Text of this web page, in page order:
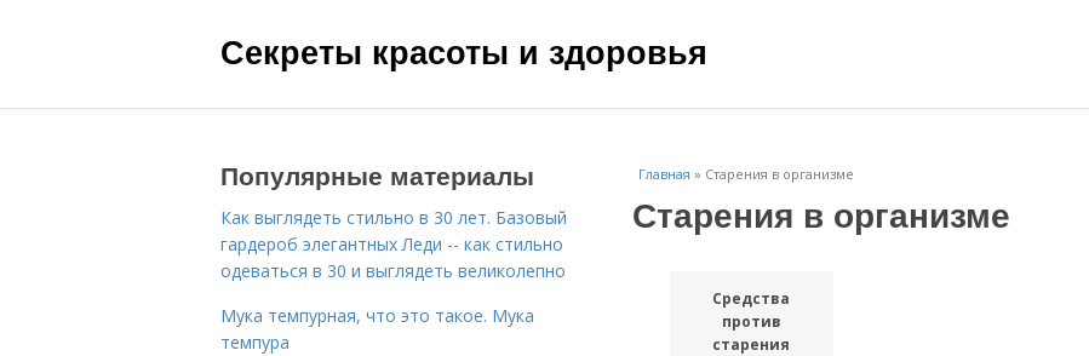
Секреты красоты и здоровья
Главная » Старения в организме
Старения в организме
Средства
против
старения
Популярные материалы
Как выглядеть стильно в 30 лет. Базовый
гардероб элегантных Леди -- как стильно
одеваться в 30 и выглядеть великолепно
Мука темпурная, что это такое. Мука
темпура